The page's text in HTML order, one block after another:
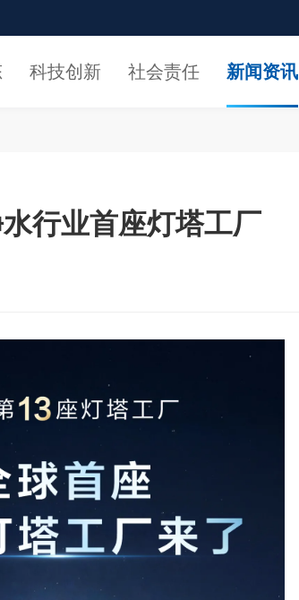
科技创新 社会责任 新闻资讯
行业首座灯塔工厂